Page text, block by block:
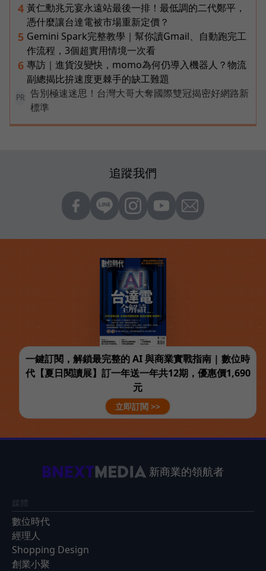
4 黃仁勳兆元宴永遠站最後一排！最低調的二代鄭平，
憑什麼讓台達電被市場重新定價？
5 Gemini Spark完整教學｜幫你讀Gmail、自動跑完工
作流程，3個超實用情境一次看
6 專訪｜進貨沒變快，momo為何仍導入機器人？物流
副總揭比拚速度更棘手的缺工難題
PR
告別極速迷思！台灣大哥大奪國際雙冠揭密好網路新
標準
追蹤我們
一鍵訂閱，解鎖最完整的 AI 與商業實戰指南 | 數位時
代【夏日閱讀展】訂一年送一年共12期，優惠價1,690
元
立即訂閱 >>
新商業的領航者
媒體
數位時代
經理人
Shopping Design
創業小聚